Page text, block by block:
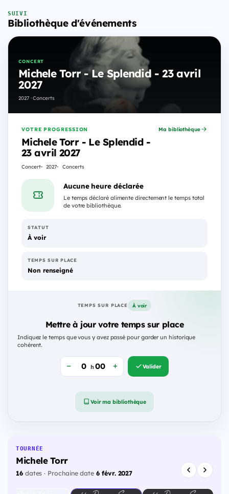
SUIVI
Bibliothèque d'événements
CONCERT
Michele Torr - Le Splendid - 23 avril
2027
2027 · Concerts
VOTRE PROGRESSION
Michele Torr - Le Splendid -
23 avril 2027
Concert 2027 Concerts
Ma bibliothèque
Aucune heure déclarée
Le temps déclaré alimente directement le temps total
de votre bibliothèque.
STATUT
À voir
TEMPS SUR PLACE
Non renseigné
TEMPS SUR PLACE À voir
Mettre à jour votre temps sur place
Indiquez le temps que vous y avez passé pour garder un historique
cohérent.
h Valider
Voir ma bibliothèque
TOURNÉE
Michele Torr
16dates · Prochaine date6 févr. 2027